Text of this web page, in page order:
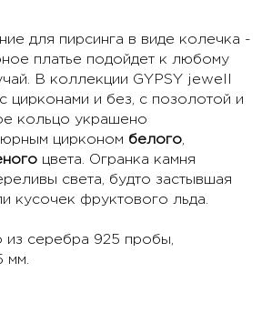
для пирсинга в виде колечка -
платье подойдет к любому
В коллекции GYPSY jewell
цирконами и без, с позолотой и
кольцо украшено
цирконом белого
цвета. Огранка камня
света, будто застывшая
кусочек фруктового льда.
серебра 925 пробы,
мм.